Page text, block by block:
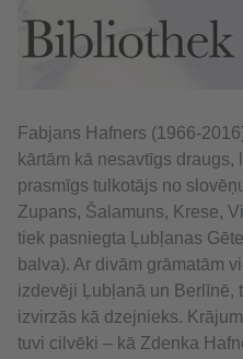
Fabjans Hafners (1966-
kārtām kā nesavtīgs draugs,
prasmīgs tulkotājs no
Zupans, Šalamuns, Krese,
tiek pasniegta Ļubļanas
balva). Ar divām grāmatām
izdevēji Ļubļanā un Berlīnē,
izvirzās kā dzejnieks.
tuvi cilvēki – kā Zdenka